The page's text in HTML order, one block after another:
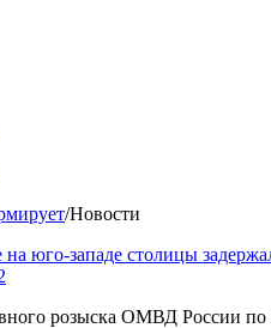
/Новости
юго-западе столицы
розыска ОМВД России по